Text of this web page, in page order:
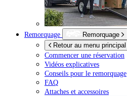
Remorquage
Remorquage
Retour au menu principal
Commencer une réservation
Vidéos explicatives
Conseils pour le remorquage
FAQ
Attaches et accessoires